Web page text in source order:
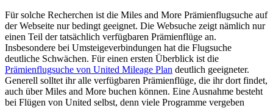
Für solche Recherchen ist die Miles and More Prämienflugsuche auf
der Webseite nur bedingt geeignet. Die Websuche zeigt nämlich nur
einen Teil der tatsächlich verfügbaren Prämienflüge an.
Insbesondere bei Umsteigeverbindungen hat die Flugsuche
deutliche Schwächen. Für einen ersten Überblick ist die
Prämienflugsuche von United Mileage Plan deutlich geeigneter.
Generell solltet ihr alle verfügbaren Prämienflüge, die ihr dort findet,
auch über Miles and More buchen können. Eine Ausnahme besteht
bei Flügen von United selbst, denn viele Programme vergeben